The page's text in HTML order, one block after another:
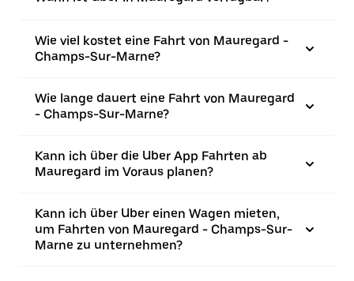
Wie viel kostet eine Fahrt von Mauregard -
Champs-Sur-Marne?
Wie lange dauert eine Fahrt von Mauregard
- Champs-Sur-Marne?
Kann ich über die Uber App Fahrten ab
Mauregard im Voraus planen?
Kann ich über Uber einen Wagen mieten,
um Fahrten von Mauregard - Champs-Sur-
Marne zu unternehmen?